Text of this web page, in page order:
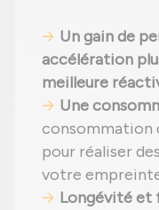
Un gain de
accélération
meilleure
Une
consommation
pour réaliser
votre
Longévité